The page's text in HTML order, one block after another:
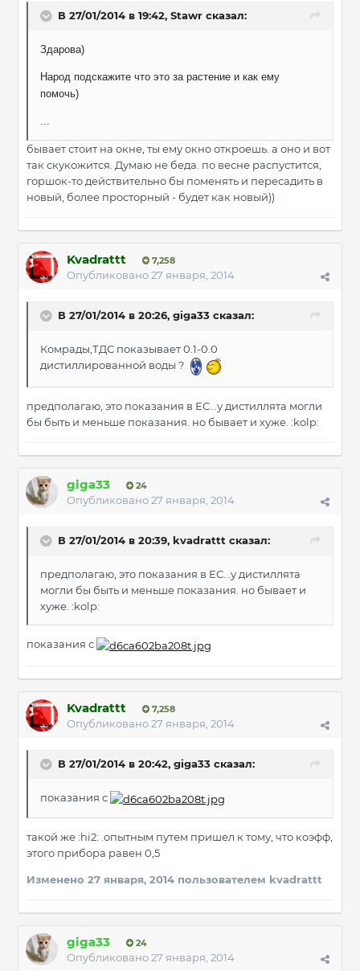
В 27/01/2014 в 19:42, Stawr сказал:
Здарова)
Народ подскажите что это за растение и как ему
помочь)
...
бывает стоит на окне, ты ему окно откроешь. а оно и вот
так скукожится. Думаю не беда. по весне распустится,
горшок-то действительно бы поменять и пересадить в
новый, более просторный - будет как новый))
Kvadrattt 7,258
Опубликовано27 января, 2014
В 27/01/2014 в 20:26, giga33 сказал:
Комрады,ТДС показывает 0.1-0.0
дистиллированной воды ?
предполагаю, это показания в ЕС...у дистиллята могли
бы быть и меньше показания. но бывает и хуже. :kolp:
giga33 24
Опубликовано27 января, 2014
В 27/01/2014 в 20:39, kvadrattt сказал:
предполагаю, это показания в ЕС...у дистиллята
могли бы быть и меньше показания. но бывает и
хуже. :kolp:
показания с
Kvadrattt 7,258
Опубликовано27 января, 2014
В 27/01/2014 в 20:42, giga33 сказал:
показания с
такой же :hi2: .опытным путем пришел к тому, что коэфф,
этого прибора равен 0,5
Изменено 27 января, 2014 пользователем kvadrattt
giga33 24
Опубликовано27 января, 2014